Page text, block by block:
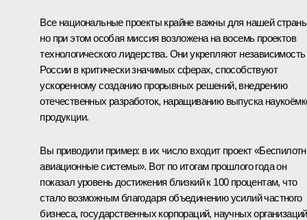
Все национальные проекты крайне важны для нашей
но при этом особая миссия возложена на восемь проектов
технологического лидерства. Они укрепляют независимость
России в критически значимых сферах, способствуют
ускоренному созданию прорывных решений, внедрению
отечественных разработок, наращиванию выпуска
продукции.
Вы приводили пример: в их число входит проект
авиационные системы». Вот по итогам прошлого года он
показал уровень достижения близкий к 100 процентам, что
стало возможным благодаря объединению усилий частного
бизнеса, государственных корпораций, научных